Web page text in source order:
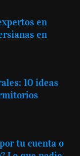
en
en
10 ideas
tu cuenta o